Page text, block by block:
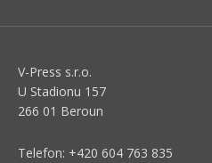
V-Press s.r.o.
U Stadionu 157
266 01 Beroun
Telefon: +420 604 763 835